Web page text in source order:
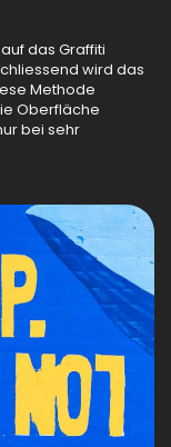
das Graffiti
wird das
Methode
Oberfläche
bei sehr